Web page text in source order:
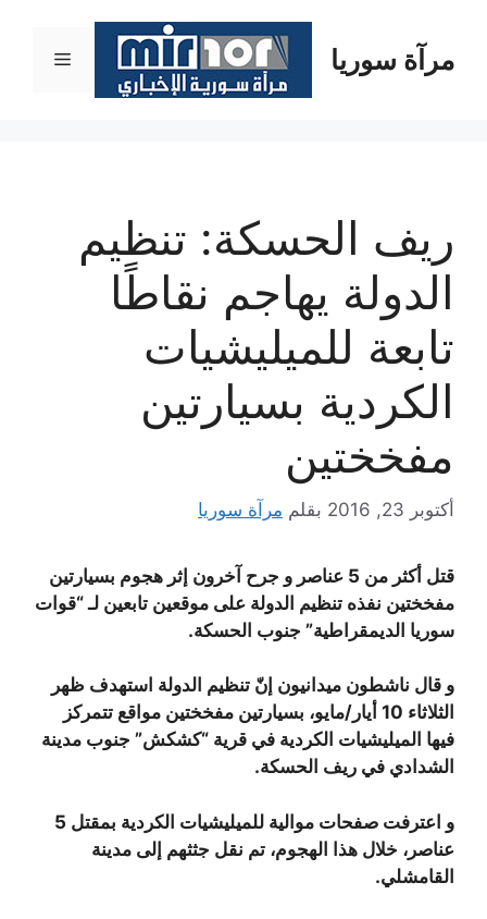
المحتوىمرآة سوريا القائمة
ريف الحسكة: تنظيم
الدولة يهاجم نقاطًا
تابعة للميليشيات
الكردية بسيارتين
مفخختين
أكتوبر 23, 2016 بقلم مرآة سوريا
قتل أكثر من 5 عناصر و جرح آخرون إثر هجوم بسيارتين
مفخختين نفذه تنظيم الدولة على موقعين تابعين لـ “قوات
سوريا الديمقراطية” جنوب الحسكة.
و قال ناشطون ميدانيون إنّ تنظيم الدولة استهدف ظهر
الثلاثاء 10 أيار/مايو، بسيارتين مفخختين مواقع تتمركز
فيها الميليشيات الكردية في قرية “كشكش” جنوب مدينة
الشدادي في ريف الحسكة.
و اعترفت صفحات موالية للميليشيات الكردية بمقتل 5
عناصر، خلال هذا الهجوم، تم نقل جثثهم إلى مدينة
القامشلي.